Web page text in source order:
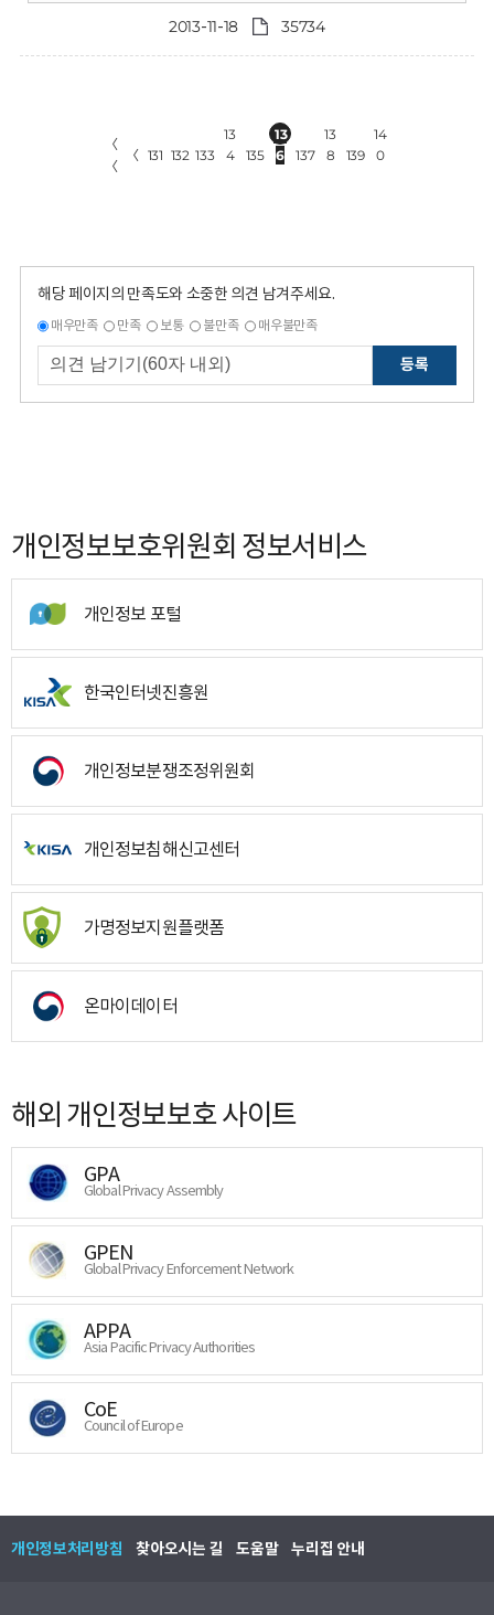
2013-11-18 35734
〈
〈
〈 131 132 133
13
4
135
13
6
137
13
8
139
14
0
해당 페이지의 만족도와 소중한 의견 남겨주세요.
매우만족 만족 보통 불만족 매우불만족
등록
개인정보보호위원회 정보서비스
개인정보 포털
한국인터넷진흥원
개인정보분쟁조정위원회
개인정보침해신고센터
가명정보지원플랫폼
온마이데이터
해외 개인정보보호 사이트
GPA
Global Privacy Assembly
GPEN
Global Privacy Enforcement Network
APPA
Asia Pacific Privacy Authorities
CoE
Council of Europe
개인정보처리방침 찾아오시는 길 도움말 누리집 안내